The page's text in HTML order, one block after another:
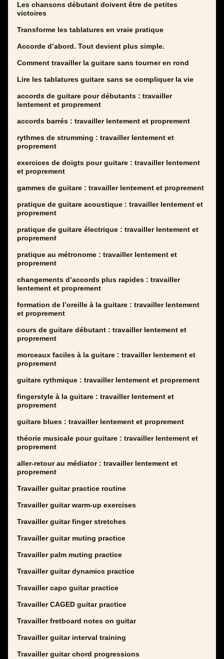
Les chansons débutant doivent être de petites
victoires
Transforme les tablatures en vraie pratique
Accorde d’abord. Tout devient plus simple.
Comment travailler la guitare sans tourner en rond
Lire les tablatures guitare sans se compliquer la vie
accords de guitare pour débutants : travailler
lentement et proprement
accords barrés : travailler lentement et proprement
rythmes de strumming : travailler lentement et
proprement
exercices de doigts pour guitare : travailler lentement
et proprement
gammes de guitare : travailler lentement et proprement
pratique de guitare acoustique : travailler lentement et
proprement
pratique de guitare électrique : travailler lentement et
proprement
pratique au métronome : travailler lentement et
proprement
changements d’accords plus rapides : travailler
lentement et proprement
formation de l’oreille à la guitare : travailler lentement
et proprement
cours de guitare débutant : travailler lentement et
proprement
morceaux faciles à la guitare : travailler lentement et
proprement
guitare rythmique : travailler lentement et proprement
fingerstyle à la guitare : travailler lentement et
proprement
guitare blues : travailler lentement et proprement
théorie musicale pour guitare : travailler lentement et
proprement
aller-retour au médiator : travailler lentement et
proprement
Travailler guitar practice routine
Travailler guitar warm-up exercises
Travailler guitar finger stretches
Travailler guitar muting practice
Travailler palm muting practice
Travailler guitar dynamics practice
Travailler capo guitar practice
Travailler CAGED guitar practice
Travailler fretboard notes on guitar
Travailler guitar interval training
Travailler guitar chord progressions